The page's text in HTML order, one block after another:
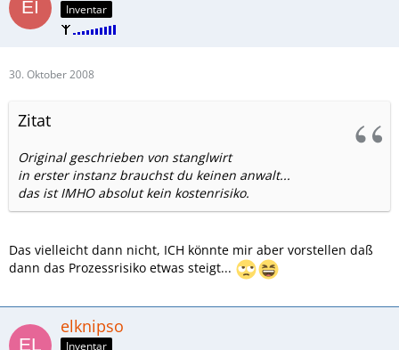
Inventar
30. Oktober 2008
Zitat
Original geschrieben von stanglwirt
in erster instanz brauchst du keinen anwalt...
das ist IMHO absolut kein kostenrisiko.
Das vielleicht dann nicht, ICH könnte mir aber vorstellen daß
dann das Prozessrisiko etwas steigt...
elknipso
Inventar